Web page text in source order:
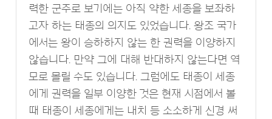
력한 군주로 보기에는 아직 약한 세종을 보좌하
고자 하는 태종의 의지도 있었습니다. 왕조 국가
에서는 왕이 승하하지 않는 한 권력을 이양하지
않습니다. 만약 그에 대해 반대하지 않는다면 역
모로 몰릴 수도 있습니다. 그럼에도 태종이 세종
에게 권력을 일부 이양한 것은 현재 시점에서 볼
때 태종이 세종에게는 내치 등 소소하게 신경 써